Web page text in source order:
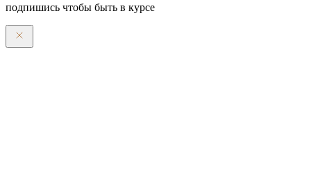
подпишись чтобы быть в курсе